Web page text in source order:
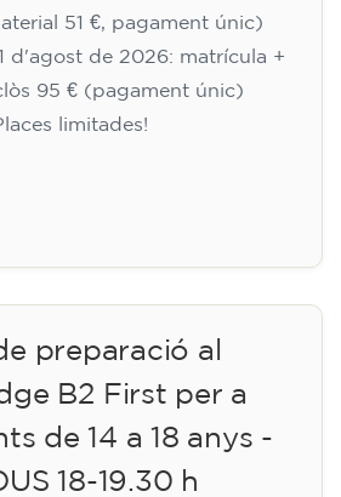
51 €, pagament únic)
d'agost de 2026: matrícula +
95 € (pagament únic)
limitades!
preparació al
B2 First per a
de 14 a 18 anys -
18-19.30 h